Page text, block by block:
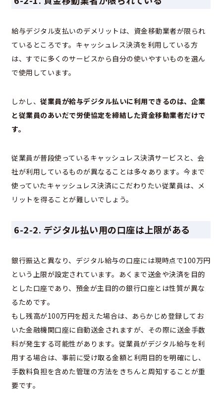
給与デジタル支払いのデメリットは、資金移動業者が限られ
ているところです。キャッシュレス決済を利用している方
は、すでに多くのサービスから自分の使いやすいものを選ん
で使用しています。
しかし、 従業員が給与デジタル払いに利用できるのは、企業
と従業員のあいだで労使協定を締結した資金移動業者だけで
す。
従業員が普段使っているキャッシュレス決済サービスと、会
社が利用しているものが異なることは多々あります。今まで
使っていたキャッシュレス決済にこだわりたい従業員は、メ
リットを得ることが難しいでしょう。
6-2-2. デジタル払い用の口座は上限がある
銀行振込と異なり、デジタル給与の口座には現時点で100万円
という上限が設定されています。あくまで送金や決済を目的
とした口座であり、預金が主目的の銀行口座とは性質が異な
るためです。
もし残高が100万円を超えた場合は、あらかじめ登録してお
いた金融機関口座に自動送金されますが、その際に送金手数
料が発生する可能性があります。従業員がデジタル給与を利
用する場合は、事前に受け取る金額と利用目的を明確にし、
手数料負担を含めた管理の方法をきちんと周知することが重
要です。